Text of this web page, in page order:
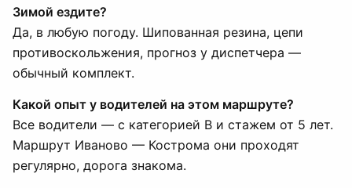
Зимой ездите?
Да, в любую погоду. Шипованная резина, цепи
противоскольжения, прогноз у диспетчера —
обычный комплект.
Какой опыт у водителей на этом маршруте?
Все водители — с категорией B и стажем от 5 лет.
Маршрут Иваново — Кострома они проходят
регулярно, дорога знакома.